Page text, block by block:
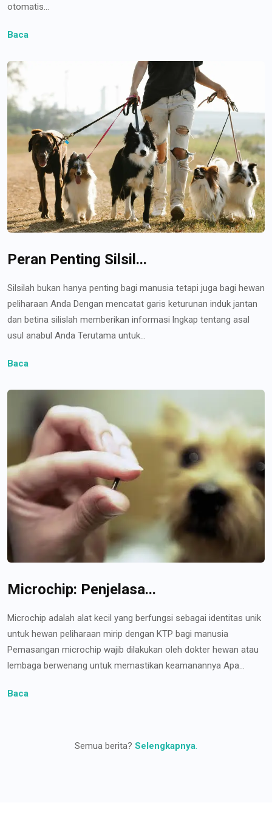
otomatis...
Baca
Peran Penting Silsil...
Silsilah bukan hanya penting bagi manusia tetapi juga bagi hewan
peliharaan Anda Dengan mencatat garis keturunan induk jantan
dan betina silislah memberikan informasi lngkap tentang asal
usul anabul Anda Terutama untuk...
Baca
Microchip: Penjelasa...
Microchip adalah alat kecil yang berfungsi sebagai identitas unik
untuk hewan peliharaan mirip dengan KTP bagi manusia
Pemasangan microchip wajib dilakukan oleh dokter hewan atau
lembaga berwenang untuk memastikan keamanannya Apa...
Baca
Semua berita? Selengkapnya